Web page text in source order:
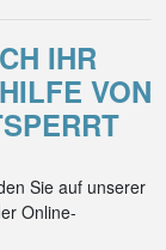
IHR
VON
Sie auf unserer
Online-